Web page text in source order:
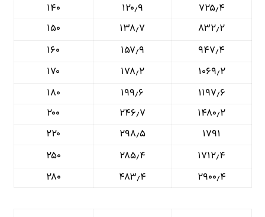
۷۲۵٫۴
۱۲۰٫۹
۱۴۰
۸۳۲٫۲
۱۳۸٫۷
۱۵۰
۹۴۷٫۴
۱۵۷٫۹
۱۶۰
۱۰۶۹٫۲
۱۷۸٫۲
۱۷۰
۱۱۹۷٫۶
۱۹۹٫۶
۱۸۰
۱۴۸۰٫۲
۲۴۶٫۷
۲۰۰
۱۷۹۱
۲۹۸٫۵
۲۲۰
۱۷۱۲٫۴
۲۸۵٫۴
۲۵۰
۲۹۰۰٫۴
۴۸۳٫۴ ۲۸۰